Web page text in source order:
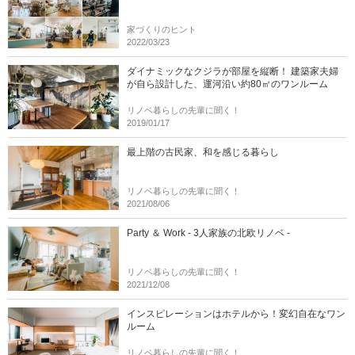
家づくりのヒント
2022/03/23
ダイナミックなクジラが部屋を縦断！ 建築家夫婦
が自ら設計した、運河沿い約80㎡のワンルーム
リノベ暮らしの先輩に聞く！
2019/01/17
最上階の古民家、和を感じる暮らし
リノベ暮らしの先輩に聞く！
2021/08/06
Party ＆ Work - 3人家族の北欧リノベ -
リノベ暮らしの先輩に聞く！
2021/12/08
インスピレーションはホテルから！変幻自在なワン
ルーム
リノベ暮らしの先輩に聞く！